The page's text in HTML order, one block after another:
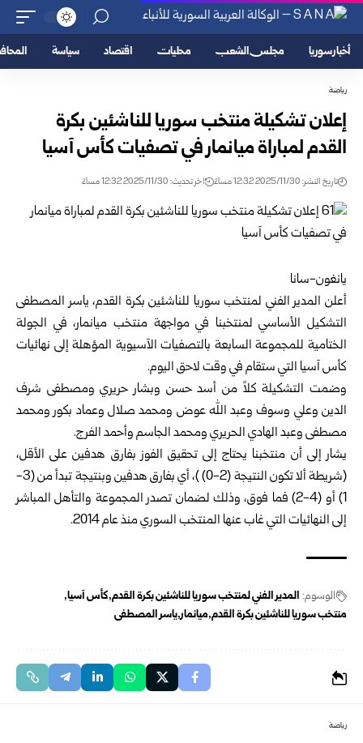
أخبار سوريا مجلس الشعب محليات اقتصاد سياسة
رياضة
إعلان تشكيلة منتخب سوريا للناشئين بكرة
القدم لمباراة ميانمار في تصفيات كأس آسيا
تاريخ النشر: 2025/11/30 12:32 مساءً اخر تحديث: 2025/11/30 12:32 مساءً
يانغون-سانا
أعلن المدير الفني لمنتخب سوريا للناشئين بكرة القدم، ياسر المصطفى
التشكيل الأساسي لمنتخبنا في مواجهة منتخب ميانمار، في الجولة
الختامية للمجموعة السابعة بالتصفيات الآسيوية المؤهلة إلى نهائيات
كأس آسيا التي ستقام في وقت لاحق اليوم.
وضمت التشكيلة كلاً من أسد حسن وبشار حريري ومصطفى شرف
الدين وعلي وسوف وعبد الله عوض ومحمد صلال وعماد بكور ومحمد
مصطفى وعبد الهادي الحريري ومحمد الجاسم وأحمد الفرج.
يشار إلى أن منتخبنا يحتاج إلى تحقيق الفوز بفارق هدفين على الأقل،
(شريطة ألا تكون النتيجة (2-0) )، أي بفارق هدفين وبنتيجة تبدأ من (3-
1) أو (4-2) فما فوق، وذلك لضمان تصدر المجموعة والتأهل المباشر
إلى النهائيات التي غاب عنها المنتخب السوري منذ عام 2014.
الوسوم: المدير الفني لمنتخب سوريا للناشئين بكرة القدم كأس آسيا
منتخب سوريا للناشئين بكرة القدم ميانمار ياسر المصطفى
رياضة